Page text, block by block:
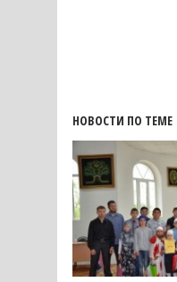
НОВОСТИ ПО ТЕМЕ